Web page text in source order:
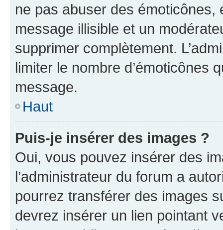
ne pas abuser des
message illisible et un
supprimer complètement.
limiter le nombre d’émoticônes
message.
Haut
Puis-je insérer des images ?
Oui, vous pouvez insérer des
l’administrateur du forum a
pourrez transférer des images
devrez insérer un lien pointant